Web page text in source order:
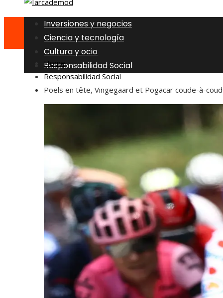
Inversiones y negocios
Ciencia y tecnología
Cultura y ocio
Responsabilidad Social
Home
Responsabilidad Social
Poels en tête, Vingegaard et Pogacar coude-à-